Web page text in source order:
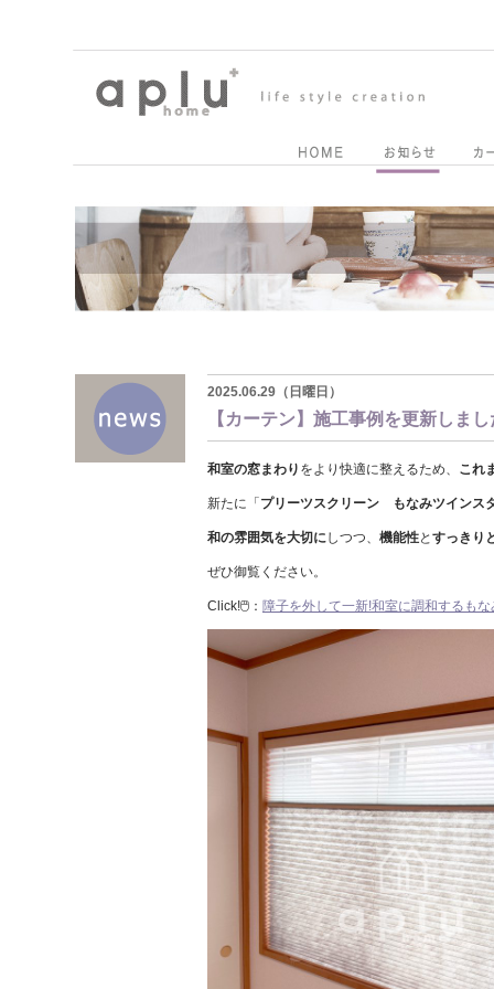
2025.06.29（日曜日）
【カーテン】施工事例を更新しま
和室の窓まわり をより快適に整えるため、 これ
新たに「 プリーツスクリーン もなみツインス
和の雰囲気を大切にしつつ、 機能性と すっきり
ぜひ御覧ください。
Click!🖱️： 障子を外して一新!和室に調和するも